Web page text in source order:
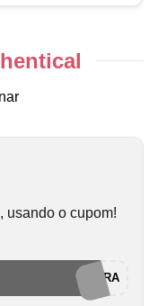
usando o cupom!
PRIMEIRACOMPRA